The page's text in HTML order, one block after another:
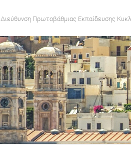
Διεύθυνση Πρωτοβάθμιας Εκπαίδευσης